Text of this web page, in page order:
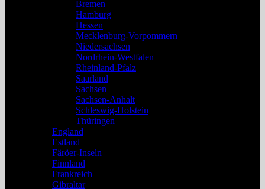
Bremen
Hamburg
Hessen
Mecklenburg-Vorpommern
Niedersachsen
Nordrhein-Westfalen
Rheinland-Pfalz
Saarland
Sachsen
Sachsen-Anhalt
Schleswig-Holstein
Thüringen
England
Estland
Färöer-Inseln
Finnland
Frankreich
Gibraltar